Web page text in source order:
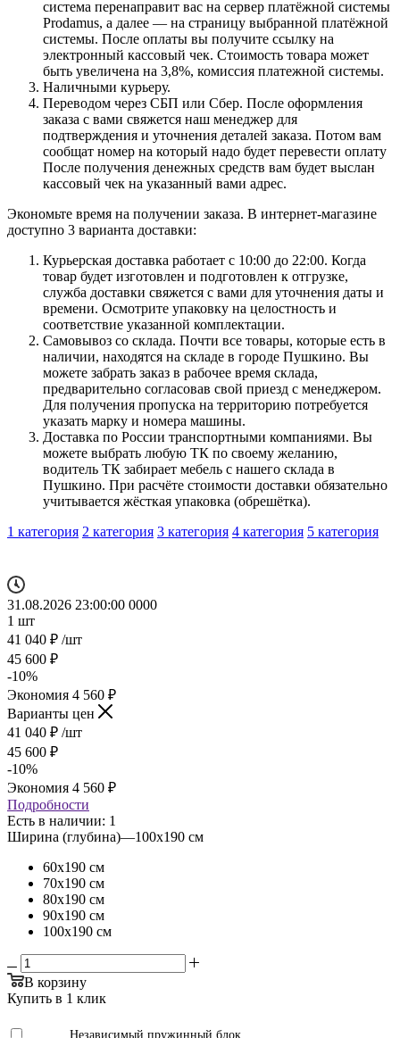
система перенаправит вас на сервер платёжной системы
Prodamus, а далее — на страницу выбранной платёжной
системы. После оплаты вы получите ссылку на
электронный кассовый чек. Стоимость товара может
быть увеличена на 3,8%, комиссия платежной системы.
Наличными курьеру.
Переводом через СБП или Сбер. После оформления
заказа с вами свяжется наш менеджер для
подтверждения и уточнения деталей заказа. Потом вам
сообщат номер на который надо будет перевести оплату
После получения денежных средств вам будет выслан
кассовый чек на указанный вами адрес.
Экономьте время на получении заказа. В интернет-магазине
доступно 3 варианта доставки:
Курьерская доставка работает с 10:00 до 22:00. Когда
товар будет изготовлен и подготовлен к отгрузке,
служба доставки свяжется с вами для уточнения даты и
времени. Осмотрите упаковку на целостность и
соответствие указанной комплектации.
Самовывоз со склада. Почти все товары, которые есть в
наличии, находятся на складе в городе Пушкино. Вы
можете забрать заказ в рабочее время склада,
предварительно согласовав свой приезд с менеджером.
Для получения пропуска на территорию потребуется
указать марку и номера машины.
Доставка по России транспортными компаниями. Вы
можете выбрать любую ТК по своему желанию,
водитель ТК забирает мебель с нашего склада в
Пушкино. При расчёте стоимости доставки обязательно
учитывается жёсткая упаковка (обрешётка).
1 категория 2 категория 3 категория 4 категория 5 категория
31.08.2026 23:00:00 0000
1 шт
41 040 ₽ /шт
45 600 ₽
-10%
Экономия 4 560 ₽
Варианты цен
41 040 ₽ /шт
45 600 ₽
-10%
Экономия 4 560 ₽
Подробности
Есть в наличии: 1
Ширина (глубина)—100х190 см
60х190 см
70х190 см
80х190 см
90х190 см
100х190 см
В корзину
Купить в 1 клик
Независимый пружинный блок